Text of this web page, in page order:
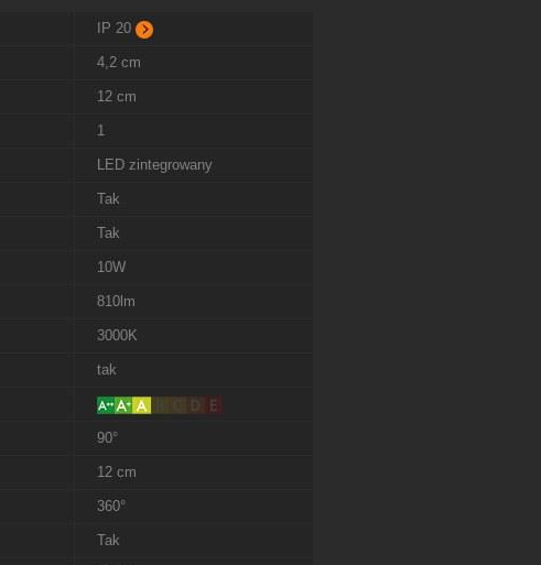
IP 20
4,2 cm
12 cm
1
LED zintegrowany
Tak
Tak
10W
810lm
3000K
tak
90°
12 cm
360°
Tak